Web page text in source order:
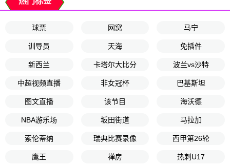
球票 网窝 马宁
训导员 天海 免插件
新西兰 卡塔尔大比分 波兰vs沙特
中超视频直播 非女冠杯 巴基斯坦
图文直播 该节目 海沃德
NBA游乐场 坂田街道 马拉加
索伦蒂纳 瑞典比赛录像 西甲第26轮
鹰王 禅房 热刺U17